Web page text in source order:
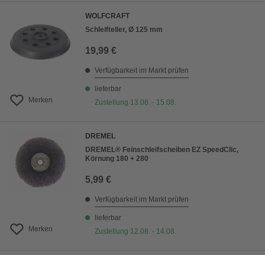
Merken
WOLFCRAFT
Schleifteller, Ø 125 mm
19,99 €
Verfügbarkeit im Markt prüfen
lieferbar
Zustellung 13.08. - 15.08.
Merken
DREMEL
DREMEL® Feinschleifscheiben EZ SpeedClic,
Körnung 180 + 280
5,99 €
Verfügbarkeit im Markt prüfen
lieferbar
Zustellung 12.08. - 14.08.